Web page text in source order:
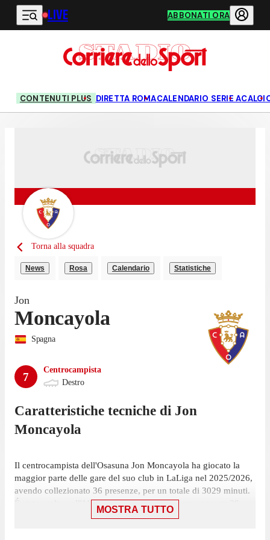
Vai al contenuto principale
LIVE ABBONATI ORA
CONTENUTI PLUS DIRETTA ROMACALENDARIO SERIE A
Torna alla squadra
News Rosa Calendario Statistiche
Jon
Moncayola
Spagna
7
Centrocampista
Destro
Caratteristiche tecniche di Jon
Moncayola
Il centrocampista dell'Osasuna Jon Moncayola ha giocato la
maggior parte delle gare del suo club in LaLiga nel 2025/2026,
avendo collezionato 36 presenze, per un totale di 3029 minuti.
É stato scelto nell'11 iniziale in 35 di queste presenze, su 38
giornate, ed è entrato a gara in corso 1 volta.
MOSTRA TUTTO